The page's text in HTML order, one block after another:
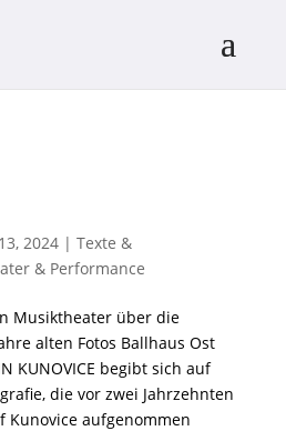
2024| Texte &
& Performance
Musiktheater über die
alten Fotos Ballhaus Ost
KUNOVICE begibt sich auf
die vor zwei Jahrzehnten
Kunovice aufgenommen